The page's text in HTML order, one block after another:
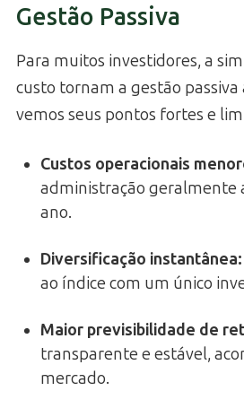
Gestão Passiva
Para muitos investidores, a
custo tornam a gestão
vemos seus pontos fortes e
Custos operacionais
administração geralmente
ano.
Diversificação instantânea:
ao índice com um único
Maior previsibilidade de
transparente e estável,
mercado.